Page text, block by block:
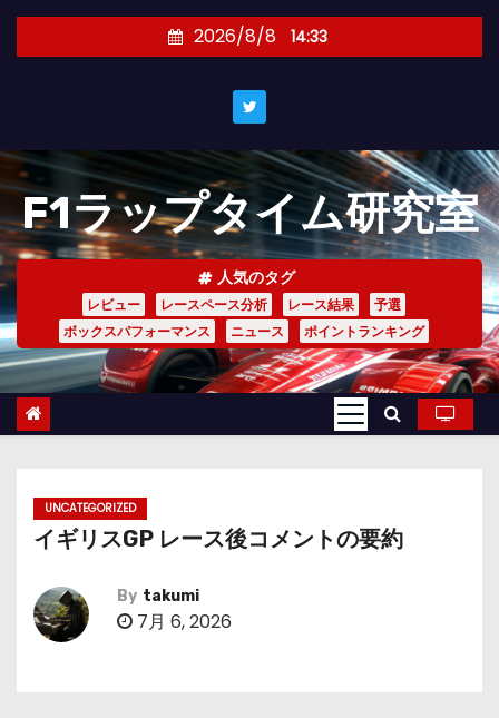
キ
ッ
プ
2026/8/8 14:33
F1ラップタイム研究室
人気のタグ
レビュー レースペース分析 レース結果
予選
ボックスパフォーマンス
ニュース ポイントランキング
UNCATEGORIZED
イギリスGP レース後コメントの要約
By takumi
7月 6, 2026